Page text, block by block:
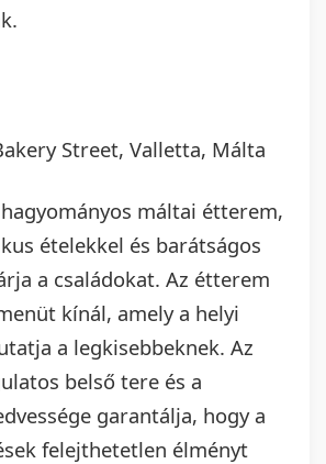
Street, Valletta, Málta
máltai étterem,
ételekkel és barátságos
a családokat. Az étterem
kínál, amely a helyi
a legkisebbeknek. Az
belső tere és a
garantálja, hogy a
felejthetetlen élményt